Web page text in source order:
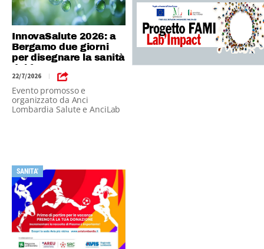
InnovaSalute 2026: a
Bergamo due giorni
per disegnare la sanità
del futuro
22/7/2026 |
Evento promosso e
organizzato da Anci
Lombardia Salute e AnciLab
SANITA'